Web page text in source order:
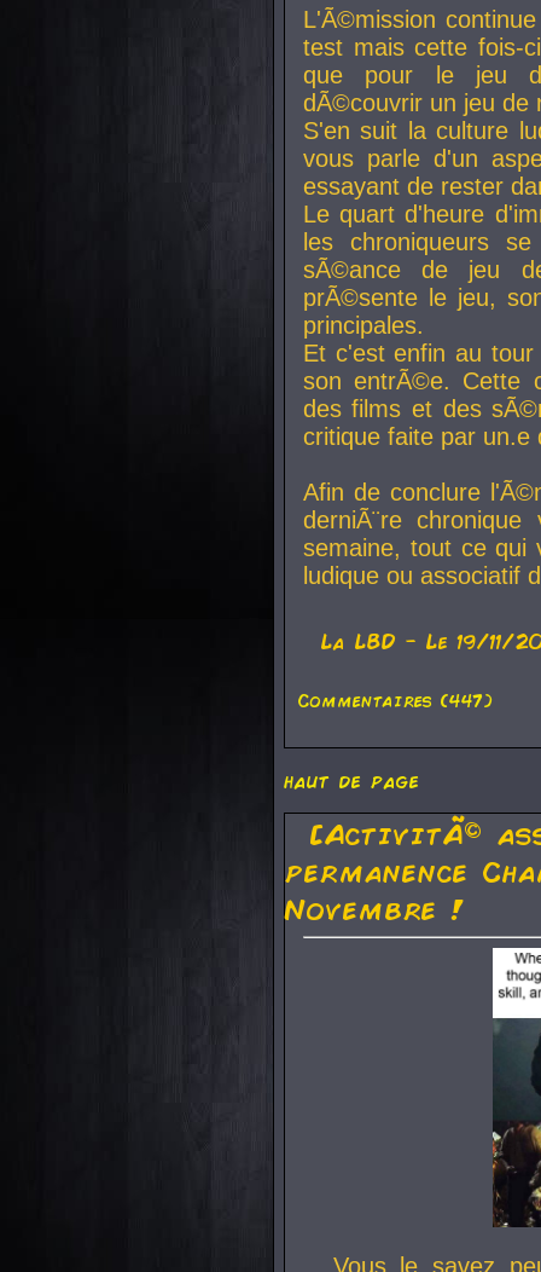
L'Ã©mission
test mais cette fois-
que pour le jeu
dÃ©couvrir un jeu de
S'en suit la culture
vous parle d'un
essayant de rester
Le quart d'heure
les chroniqueurs
sÃ©ance de jeu
prÃ©sente le jeu,
principales.
Et c'est enfin au
son entrÃ©e. Cette
des films et des
critique faite par
Afin de conclure
derniÃ¨re
semaine, tout ce qui
ludique ou associatif
La LBD - Le 19/11/
Commentaires (447)
haut de page
[ActivitÃ©
permanence
Novembre !
Vous le savez